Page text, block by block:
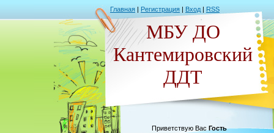
Главная | Регистрация | Вход | RSS
МБУ ДО
Кантемировский
ДДТ
Приветствую Вас Гость